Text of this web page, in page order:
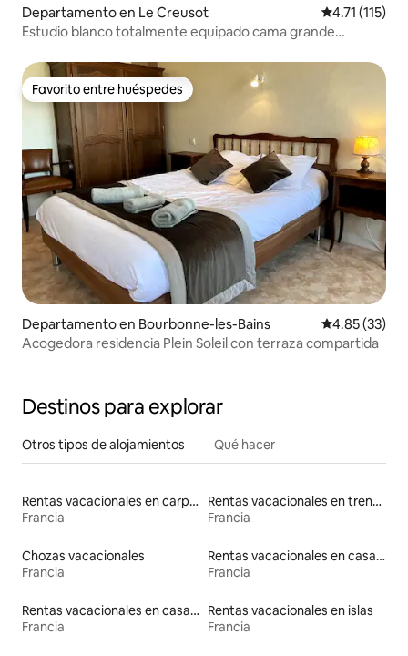
Departamento en Le Creusot Calificación
4.71 (115)
Estudio blanco totalmente equipado cama grande
Favorito entre huéspedes
Favorito entre huéspedes
Departamento en Bourbonne-les-Bains Calificación
4.85 (33)
Acogedora residencia Plein Soleil con terraza compartida
Destinos para explorar
Otros tipos de alojamientos Qué hacer
Rentas vacacionales en carpas
Francia
Rentas vacacionales en trenes
Francia
Chozas vacacionales
Francia
Rentas vacacionales en casas rodantes
Francia
Rentas vacacionales en casas en árbol
Francia
Rentas vacacionales en islas
Francia